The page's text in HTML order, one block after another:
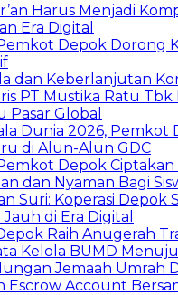
Harus Menjadi
Era Digital
Depok Dorong
dan Keberlanjutan
PT Mustika Ratu
Pasar Global
Dunia 2026, Pemkot
di Alun-Alun GDC
Depok
dan Nyaman Bagi
Suri: Koperasi Depok
di Era Digital
Raih Anugerah
Kelola BUMD
Jemaah Umrah
Account